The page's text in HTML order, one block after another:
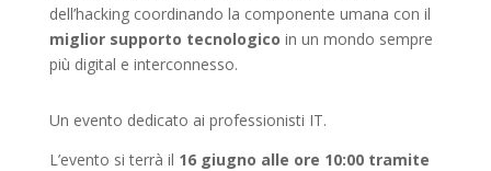
dell’hacking coordinando la componente umana con il
miglior supporto tecnologico in un mondo sempre
più digital e interconnesso.
Un evento dedicato ai professionisti IT.
L’evento si terrà il 16 giugno alle ore 10:00 tramite